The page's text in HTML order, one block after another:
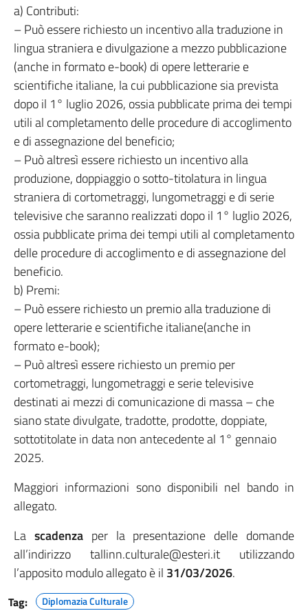
a) Contributi:
– Può essere richiesto un incentivo alla traduzione in
lingua straniera e divulgazione a mezzo pubblicazione
(anche in formato e-book) di opere letterarie e
scientifiche italiane, la cui pubblicazione sia prevista
dopo il 1° luglio 2026, ossia pubblicate prima dei tempi
utili al completamento delle procedure di accoglimento
e di assegnazione del beneficio;
– Può altresì essere richiesto un incentivo alla
produzione, doppiaggio o sotto-titolatura in lingua
straniera di cortometraggi, lungometraggi e di serie
televisive che saranno realizzati dopo il 1° luglio 2026,
ossia pubblicate prima dei tempi utili al completamento
delle procedure di accoglimento e di assegnazione del
beneficio.
b) Premi:
– Può essere richiesto un premio alla traduzione di
opere letterarie e scientifiche italiane(anche in
formato e-book);
– Può altresì essere richiesto un premio per
cortometraggi, lungometraggi e serie televisive
destinati ai mezzi di comunicazione di massa – che
siano state divulgate, tradotte, prodotte, doppiate,
sottotitolate in data non antecedente al 1° gennaio
2025.
Maggiori informazioni sono disponibili nel bando in
allegato.
La scadenzaper la presentazione delle domande
all’indirizzo tallinn.culturale@esteri.it utilizzando
l’apposito modulo allegato è il 31/03/2026.
Tag: Diplomazia Culturale